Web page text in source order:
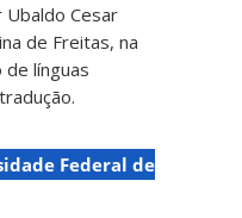
Ubaldo Cesar
de Freitas, na
línguas
Federal de